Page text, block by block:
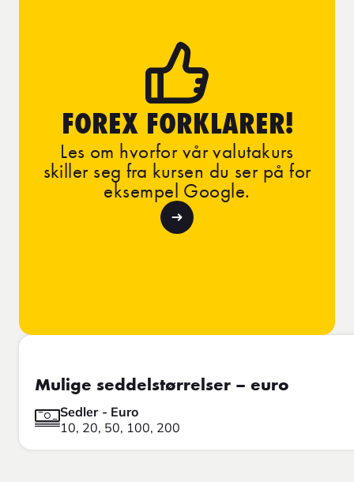
FOREX FORKLARER!
Les om hvorfor vår valutakurs
skiller seg fra kursen du ser på for
eksempel Google.
Mulige seddelstørrelser – euro
Sedler - Euro
10, 20, 50, 100, 200